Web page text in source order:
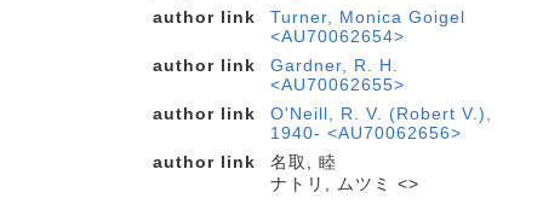
author link
Turner, Monica Goigel
<AU70062654>
author link
Gardner, R. H.
<AU70062655>
author link
O'Neill, R. V. (Robert V.),
1940- <AU70062656>
author link
名取, 睦
ナトリ, ムツミ <>